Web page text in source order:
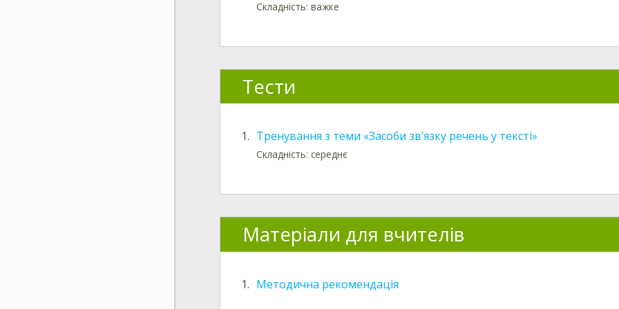
Складність: важке
Тести
1. Тренування з теми «Засоби зв’язку речень у тексті»
Складність: середнє
Матеріали для вчителів
1. Методична рекомендація